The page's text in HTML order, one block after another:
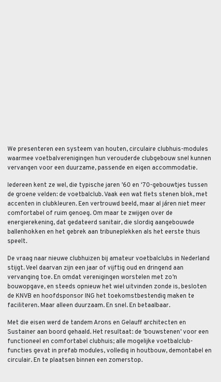
We presenteren een systeem van houten, circulaire clubhuis-modules
waarmee voetbalverenigingen hun verouderde clubgebouw snel kunnen
vervangen voor een duurzame, passende en eigen accommodatie.
Iedereen kent ze wel, die typische jaren ’60 en ‘70-gebouwtjes tussen
de groene velden: de voetbalclub. Vaak een wat flets stenen blok, met
accenten in clubkleuren. Een vertrouwd beeld, maar al járen niet meer
comfortabel of ruim genoeg. Om maar te zwijgen over de
energierekening, dat gedateerd sanitair, die slordig aangebouwde
ballenhokken en het gebrek aan tribuneplekken als het eerste thuis
speelt.
De vraag naar nieuwe clubhuizen bij amateur voetbalclubs in Nederland
stijgt. Veel daarvan zijn een jaar of vijftig oud en dringend aan
vervanging toe. En omdat verenigingen worstelen met zo’n
bouwopgave, en steeds opnieuw het wiel uitvinden zonde is, besloten
de KNVB en hoofdsponsor ING het toekomstbestendig maken te
faciliteren. Maar alleen duurzaam. En snel. En betaalbaar.
Met die eisen werd de tandem Arons en Gelauff architecten en
Sustainer aan boord gehaald. Het resultaat: de ‘bouwstenen’ voor een
functioneel en comfortabel clubhuis; alle mogelijke voetbalclub-
functies gevat in prefab modules, volledig in houtbouw, demontabel en
circulair. En te plaatsen binnen een zomerstop.